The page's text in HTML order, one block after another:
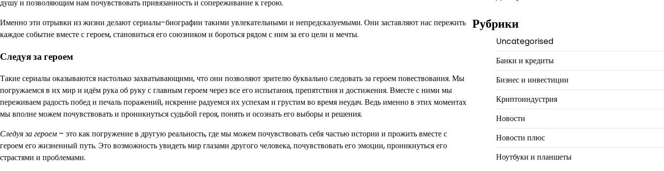
душу и позволяющим нам почувствовать привязанность и сопереживание к герою.
Именно эти отрывки из жизни делают сериалы-биографии такими увлекательными и непредсказуемыми. Они заставляют нас пережить
каждое событие вместе с героем, становиться его союзником и бороться рядом с ним за его цели и мечты.
Следуя за героем
Такие сериалы оказываются настолько захватывающими, что они позволяют зрителю буквально следовать за героем повествования. Мы
погружаемся в их мир и идём рука об руку с главным героем через все его испытания, препятствия и достижения. Вместе с ними мы
переживаем радость побед и печаль поражений, искренне радуемся их успехам и грустим во время неудач. Ведь именно в этих моментах
мы вполне можем почувствовать и проникнуться судьбой героя, понять и осознать его выборы и решения.
Следуя за героем – это как погружение в другую реальность, где мы можем почувствовать себя частью истории и прожить вместе с
героем его жизненный путь. Это возможность увидеть мир глазами другого человека, почувствовать его эмоции, проникнуться его
страстями и проблемами.
Рубрики
Uncategorised
Банки и кредиты
Бизнес и инвестиции
Криптоиндустрия
Новости
Новости плюс
Ноутбуки и планшеты